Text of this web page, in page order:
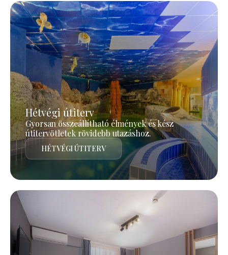
Hétvégi útiterv
Gyorsan összeállítható élmények és kész
útitervötletek rövidebb utazáshoz.
HÉTVÉGI ÚTITERV